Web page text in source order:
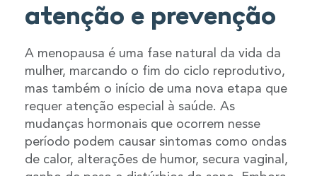
atenção e prevenção
A menopausa é uma fase natural da vida da
mulher, marcando o fim do ciclo reprodutivo,
mas também o início de uma nova etapa que
requer atenção especial à saúde. As
mudanças hormonais que ocorrem nesse
período podem causar sintomas como ondas
de calor, alterações de humor, secura vaginal,